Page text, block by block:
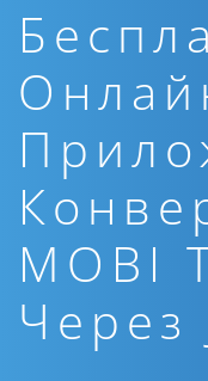
MOBI
Через